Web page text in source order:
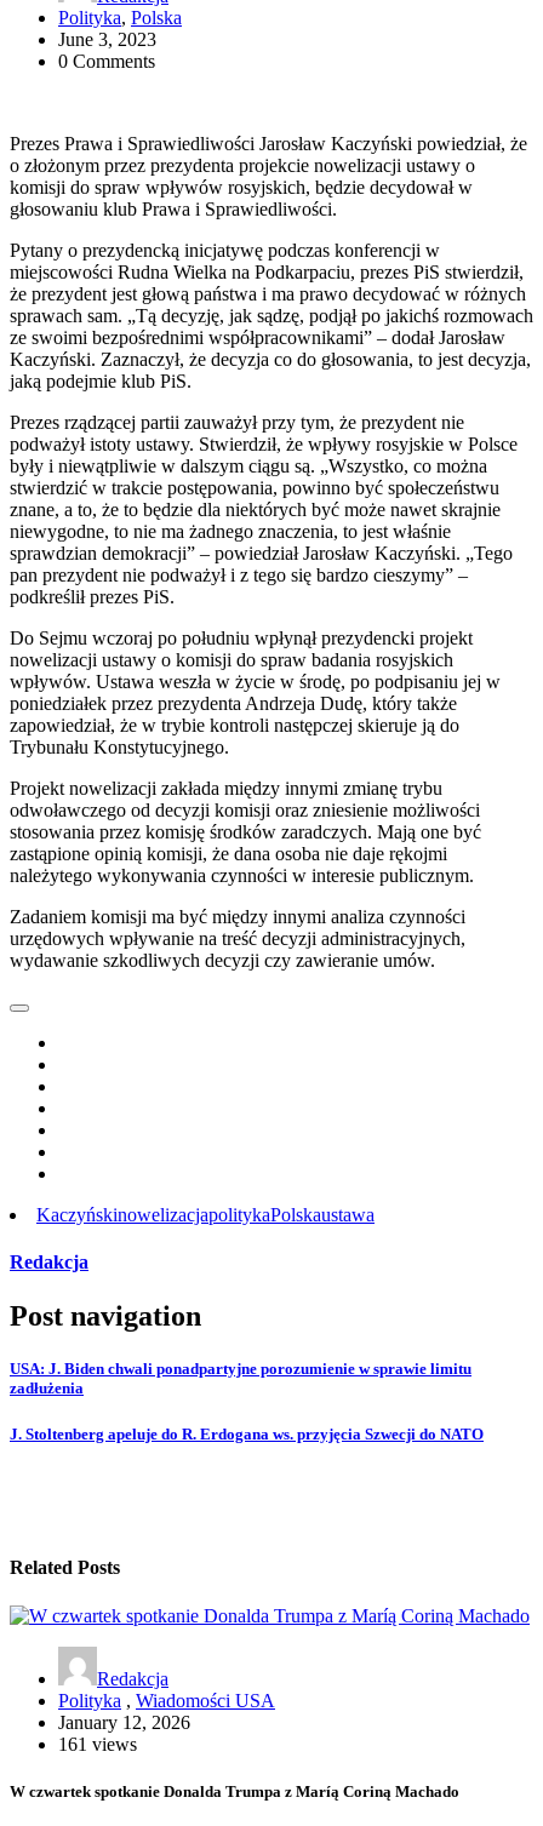
Polityka, Polska
June 3, 2023
0 Comments
Prezes Prawa i Sprawiedliwości Jarosław Kaczyński powiedział, że
o złożonym przez prezydenta projekcie nowelizacji ustawy o
komisji do spraw wpływów rosyjskich, będzie decydował w
głosowaniu klub Prawa i Sprawiedliwości.
Pytany o prezydencką inicjatywę podczas konferencji w
miejscowości Rudna Wielka na Podkarpaciu, prezes PiS stwierdził,
że prezydent jest głową państwa i ma prawo decydować w różnych
sprawach sam. „Tą decyzję, jak sądzę, podjął po jakichś rozmowach
ze swoimi bezpośrednimi współpracownikami” – dodał Jarosław
Kaczyński. Zaznaczył, że decyzja co do głosowania, to jest decyzja,
jaką podejmie klub PiS.
Prezes rządzącej partii zauważył przy tym, że prezydent nie
podważył istoty ustawy. Stwierdził, że wpływy rosyjskie w Polsce
były i niewątpliwie w dalszym ciągu są. „Wszystko, co można
stwierdzić w trakcie postępowania, powinno być społeczeństwu
znane, a to, że to będzie dla niektórych być może nawet skrajnie
niewygodne, to nie ma żadnego znaczenia, to jest właśnie
sprawdzian demokracji” – powiedział Jarosław Kaczyński. „Tego
pan prezydent nie podważył i z tego się bardzo cieszymy” –
podkreślił prezes PiS.
Do Sejmu wczoraj po południu wpłynął prezydencki projekt
nowelizacji ustawy o komisji do spraw badania rosyjskich
wpływów. Ustawa weszła w życie w środę, po podpisaniu jej w
poniedziałek przez prezydenta Andrzeja Dudę, który także
zapowiedział, że w trybie kontroli następczej skieruje ją do
Trybunału Konstytucyjnego.
Projekt nowelizacji zakłada między innymi zmianę trybu
odwoławczego od decyzji komisji oraz zniesienie możliwości
stosowania przez komisję środków zaradczych. Mają one być
zastąpione opinią komisji, że dana osoba nie daje rękojmi
należytego wykonywania czynności w interesie publicznym.
Zadaniem komisji ma być między innymi analiza czynności
urzędowych wpływanie na treść decyzji administracyjnych,
wydawanie szkodliwych decyzji czy zawieranie umów.
KaczyńskinowelizacjapolitykaPolskaustawa
Redakcja
Post navigation
USA: J. Biden chwali ponadpartyjne porozumienie w sprawie limitu
zadłużenia
J. Stoltenberg apeluje do R. Erdogana ws. przyjęcia Szwecji do NATO
Related Posts
Redakcja
Polityka , Wiadomości USA
January 12, 2026
161 views
W czwartek spotkanie Donalda Trumpa z Maríą Coriną Machado